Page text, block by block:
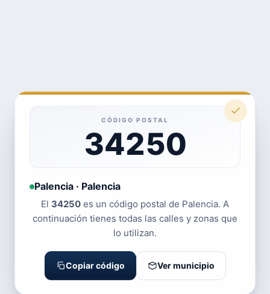
CÓDIGO POSTAL
34250
Palencia · Palencia
El 34250 es un código postal de Palencia. A
continuación tienes todas las calles y zonas que
lo utilizan.
Copiar código Ver municipio